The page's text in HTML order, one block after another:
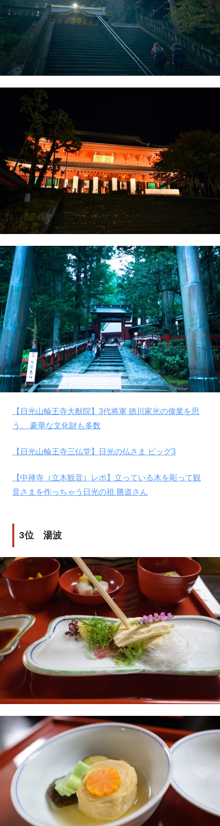
【日光山輪王寺大猷院】3代将軍 徳川家光の偉業を思
う。 豪華な文化財も多数
【日光山輪王寺三仏堂】日光の仏さま ビッグ3
【中禅寺（立木観音）レポ】立っている木を彫って観
音さまを作っちゃう日光の祖 勝道さん
3位 湯波